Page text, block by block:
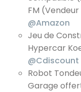
FM
@Amazon
Jeu de
Hypercar
@Cdiscount
Robot
Garage